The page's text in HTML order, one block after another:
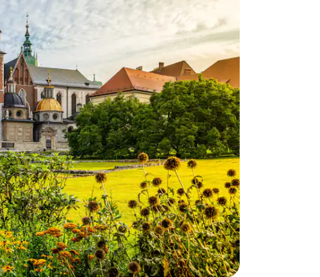
le bas pour les parcourir ou en appuyant et en faisant glisser.